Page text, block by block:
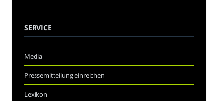
SERVICE
Media
Pressemitteilung einreichen
Lexikon